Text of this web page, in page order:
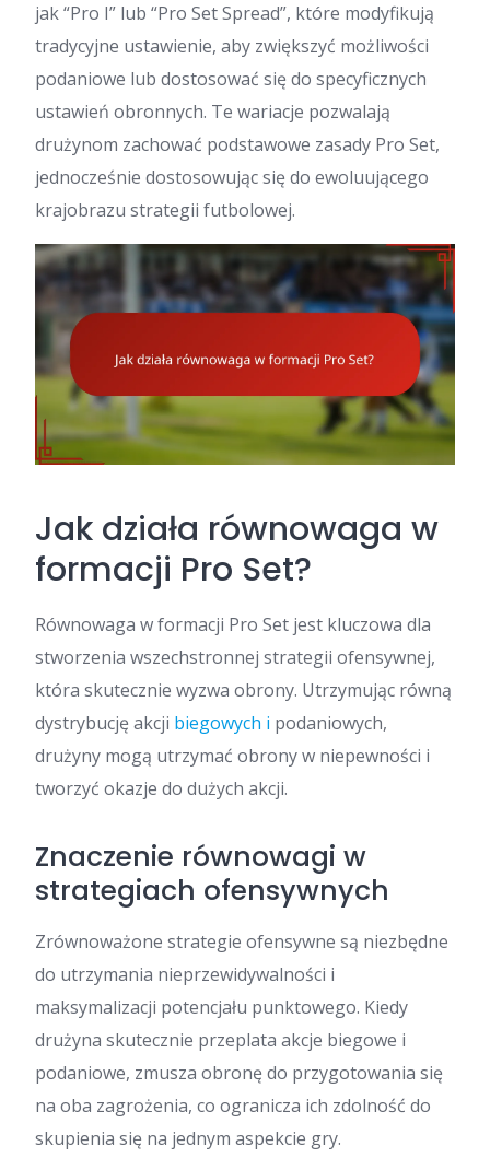
jak “Pro I” lub “Pro Set Spread”, które modyfikują
tradycyjne ustawienie, aby zwiększyć możliwości
podaniowe lub dostosować się do specyficznych
ustawień obronnych. Te wariacje pozwalają
drużynom zachować podstawowe zasady Pro Set,
jednocześnie dostosowując się do ewoluującego
krajobrazu strategii futbolowej.
Jak działa równowaga w
formacji Pro Set?
Równowaga w formacji Pro Set jest kluczowa dla
stworzenia wszechstronnej strategii ofensywnej,
która skutecznie wyzwa obrony. Utrzymując równą
dystrybucję akcji biegowych i podaniowych,
drużyny mogą utrzymać obrony w niepewności i
tworzyć okazje do dużych akcji.
Znaczenie równowagi w
strategiach ofensywnych
Zrównoważone strategie ofensywne są niezbędne
do utrzymania nieprzewidywalności i
maksymalizacji potencjału punktowego. Kiedy
drużyna skutecznie przeplata akcje biegowe i
podaniowe, zmusza obronę do przygotowania się
na oba zagrożenia, co ogranicza ich zdolność do
skupienia się na jednym aspekcie gry.